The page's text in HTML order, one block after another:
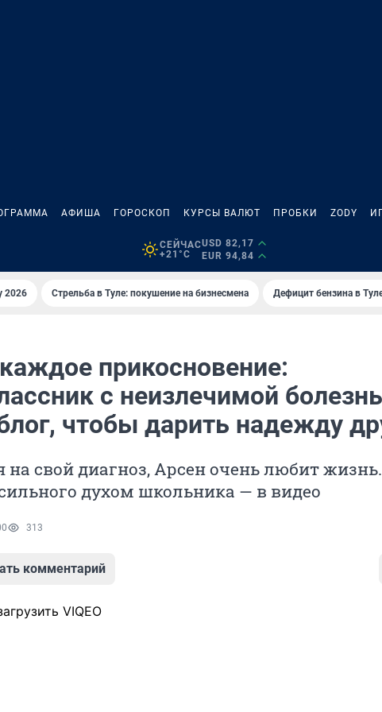
АФИША ГОРОСКОП КУРСЫ ВАЛЮТ ПРОБКИ ZODY
СЕЙЧАС
+21°C
USD 82,17
EUR 94,84
2026 Стрельба в Туле: покушение на бизнесмена Дефицит бензина в
прикосновение:
с неизлечимой
чтобы дарить надежду
на свой диагноз, Арсен очень любит жизнь.
духом школьника — в видео
313
комментарий
VIQEO